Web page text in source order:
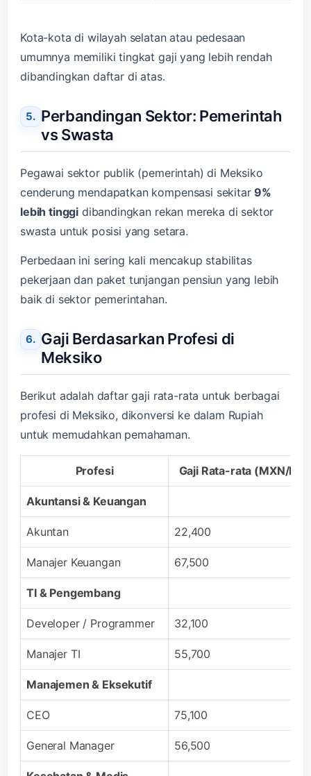
Kota-kota di wilayah selatan atau pedesaan
umumnya memiliki tingkat gaji yang lebih rendah
dibandingkan daftar di atas.
Perbandingan Sektor: Pemerintah
vs Swasta
Pegawai sektor publik (pemerintah) di Meksiko
cenderung mendapatkan kompensasi sekitar9%
lebih tinggi dibandingkan rekan mereka di sektor
swasta untuk posisi yang setara.
Perbedaan ini sering kali mencakup stabilitas
pekerjaan dan paket tunjangan pensiun yang lebih
baik di sektor pemerintahan.
Gaji Berdasarkan Profesi di
Meksiko
Berikut adalah daftar gaji rata-rata untuk berbagai
profesi di Meksiko, dikonversi ke dalam Rupiah
untuk memudahkan pemahaman.
Profesi Gaji Rata-rata (MXN/
Akuntansi & Keuangan
Akuntan 22,400
Manajer Keuangan 67,500
TI & Pengembang
Developer / Programmer 32,100
Manajer TI 55,700
Manajemen & Eksekutif
CEO 75,100
General Manager 56,500